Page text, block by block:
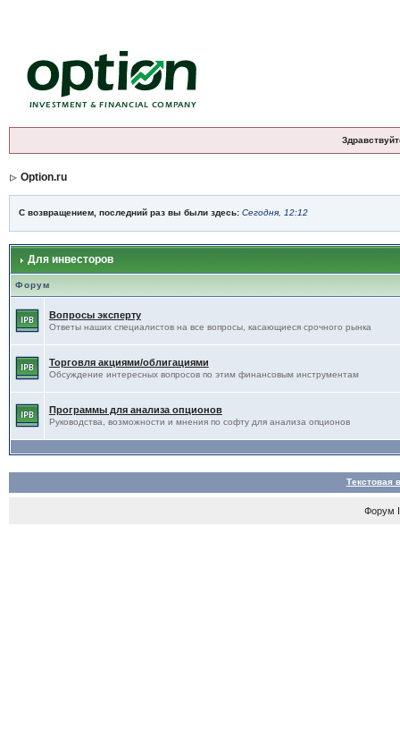
Option.ru
С возвращением, последний раз вы были здесь: Сегодня, 12:12
Для инвесторов
Форум
Вопросы эксперту
Ответы наших специалистов на все вопросы, касающиеся срочного рынка
Торговля акциями/облигациями
Обсуждение интересных вопросов по этим финансовым инструментам
Программы для анализа опционов
Руководства, возможности и мнения по софту для анализа опционов
Текстовая
Форум